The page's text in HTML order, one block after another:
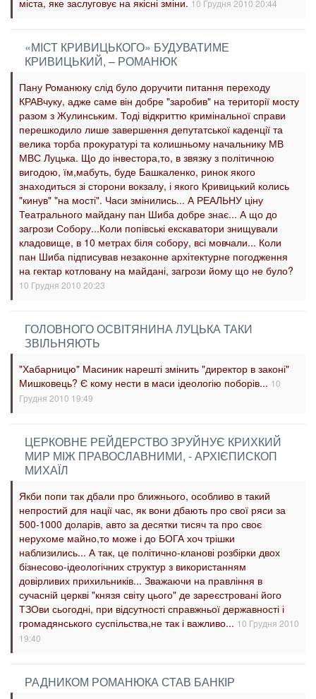
10 Грудня 2010 20:44
«МІСТ КРИВИЦЬКОГО» БУДУВАТИМЕ
КРИВИЦЬКИЙ, – РОМАНЮК
Пану Романюку слід було доручити питання переходу
КРАВчуку, адже саме він добре "заробив" на території мосту
разом з Жулинським. Тоді відкриттю кримінальної справи
перешкодило лише завершення депутатської каденції та
велика торба прокуратурі та колишньому начальнику МВ
МВС Луцька. Що до інвестора,то, в звязку з політичною
вигодою, їм,мабуть, буде Башкаленко, ринок якого
знаходиться зі сторони вокзалу, і якого Кривицький колись
"кинув" "на мості". Часи змінились... А РЕАЛЬНУ ціну
Театрального майдану пан Шиба добре знає... А що до
загрози Собору...Коли попівські екскаватори знищували
кладовище, в 10 метрах біля собору, всі мовчали... Коли
пан Шиба підписував незаконне архітектурне погодження
на гектар котловану на майдані, загрози йому що не було?
10 Грудня 2010 20:23
ГОЛОВНОГО ОСВІТЯНИНА ЛУЦЬКА ТАКИ
ЗВІЛЬНЯЮТЬ
"Хабарницю" Масиник нарешті змінить "директор в законі"
Мишковець? Є кому нести в маси ідеологію поборів... 10
Грудня 2010 19:49
ЦЕРКОВНЕ РЕЙДЕРСТВО ЗРУЙНУЄ КРИХКИЙ
МИР МІЖ ПРАВОСЛАВНИМИ, - АРХІЄПИСКОП
МИХАЇЛ
Якби попи так дбали про ближнього, особливо в такий
непростий для нації час, як вони дбають про свої ряси за
500-1000 доларів, авто за десятки тисяч та про своє
нерухоме майно,то може і до БОГА хоч трішки
наблизились... А так, це політично-кланові розбірки двох
бізнесово-ідеологічних структур з використанням
довірливих прихильників... Зважаючи на правління в
сучасній церкві "князя світу цього" де зареєстровані його
ТЗОви сьогодні, при відсутності справжньої державності і
громадянського суспільства,не так і важливо... 10 Грудня 2010
19:40
РАДНИКОМ РОМАНЮКА СТАВ БАНКІР